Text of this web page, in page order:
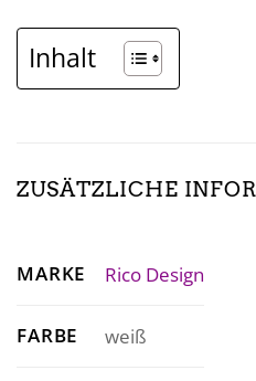
Inhalt
ZUSÄTZLICHE
MARKE Rico Design
FARBE weiß